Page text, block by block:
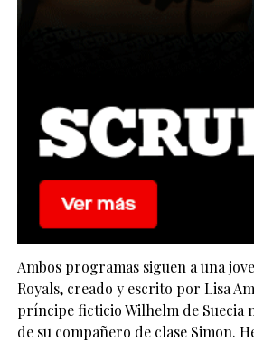
Ambos programas siguen a una
Royals, creado y escrito por Lisa
príncipe ficticio Wilhelm de Suecia
de su compañero de clase Simon.